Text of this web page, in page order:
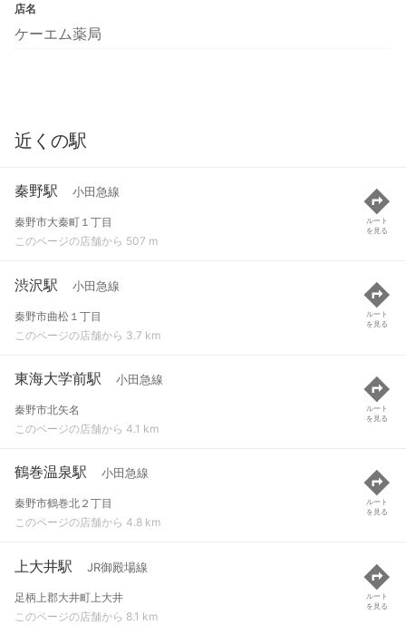
店名
ケーエム薬局
近くの駅
秦野駅 小田急線
秦野市大秦町１丁目
このページの店舗から 507 m
ルート
を見る
渋沢駅 小田急線
秦野市曲松１丁目
このページの店舗から 3.7 km
ルート
を見る
東海大学前駅 小田急線
秦野市北矢名
このページの店舗から 4.1 km
ルート
を見る
鶴巻温泉駅 小田急線
秦野市鶴巻北２丁目
このページの店舗から 4.8 km
ルート
を見る
上大井駅 JR御殿場線
足柄上郡大井町上大井
このページの店舗から 8.1 km
ルート
を見る